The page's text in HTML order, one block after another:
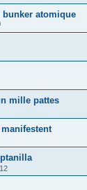
atomique
mille pattes